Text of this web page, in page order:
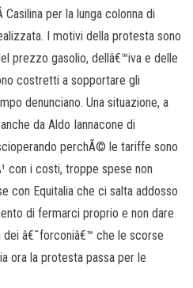
per la lunga colonna di
I motivi della protesta sono
prezzo gasolio, dellâ€™iva e delle
costretti a sopportare gli
denunciano. Una situazione, a
da Aldo Iannacone di
perchÃ© le tariffe sono
con i costi, troppe spese non
con Equitalia che ci salta addosso
di fermarci proprio e non dare
dei â€˜forconiâ€™ che le scorse
ora la protesta passa per le